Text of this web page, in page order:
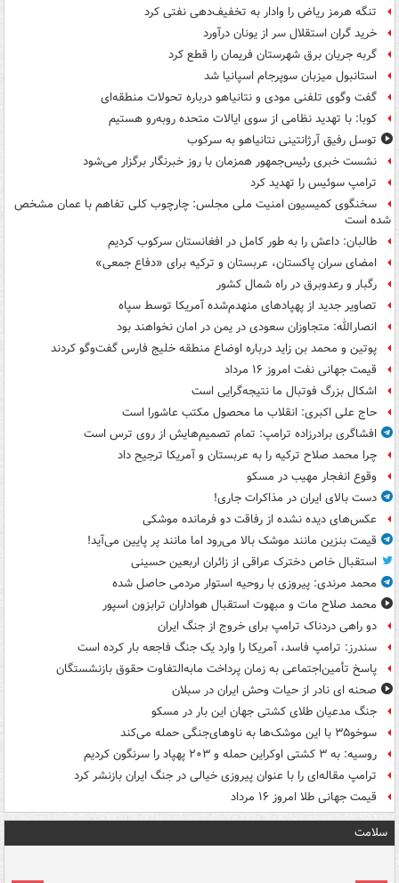
تنگه هرمز ریاض را وادار به تخفیف‌دهی نفتی کرد
خرید گران استقلال سر از یونان درآورد
گربه جریان برق شهرستان فریمان را قطع کرد
استانبول میزبان سوپرجام اسپانیا شد
گفت وگوی تلفنی مودی و نتانیاهو درباره تحولات منطقه‌ای
کوبا: با تهدید نظامی از سوی ایالات متحده روبه‌رو هستیم
توسل رفیق آرژانتینی نتانیاهو به سرکوب
نشست خبری رئیس‌جمهور همزمان با روز خبرنگار برگزار می‌شود
ترامپ سوئیس را تهدید کرد
سخنگوی کمیسیون امنیت ملی مجلس: چارچوب کلی تفاهم با عمان مشخص
شده است
طالبان: داعش را به طور کامل در افغانستان سرکوب کردیم
امضای سران پاکستان، عربستان و ترکیه برای «دفاع جمعی»
رگبار و رعدوبرق در راه شمال کشور
تصاویر جدید از پهپادهای منهدم‌شده آمریکا توسط سپاه
انصارالله: متجاوزان سعودی در یمن در امان نخواهند بود
پوتین و محمد بن زاید درباره اوضاع منطقه خلیج فارس گفت‌وگو کردند
قیمت جهانی نفت امروز ۱۶ مرداد
اشکال بزرگ فوتبال ما نتیجه‌گرایی است
حاج علی اکبری: انقلاب ما محصول مکتب عاشورا است
افشاگری برادرزاده ترامپ: تمام تصمیم‌هایش از روی ترس است
چرا محمد صلاح ترکیه را به عربستان و آمریکا ترجیح داد
وقوع انفجار مهیب در مسکو
دست بالای ایران در مذاکرات جاری!
عکس‌های دیده نشده از رفاقت دو فرمانده‌ موشکی
قیمت بنزین مانند موشک بالا می‌رود اما مانند پر پایین می‌آید!
استقبال خاص دخترک عراقی از زائران اربعین حسینی
محمد مرندی: پیروزی با روحیه استوار مردمی حاصل شده
محمد صلاح مات و مبهوت استقبال هواداران ترابزون اسپور
دو راهی دردناک ترامپ برای خروج از جنگ ایران
سندرز: ترامپ فاسد، آمریکا را وارد یک جنگ فاجعه بار کرده است
پاسخ تأمین‌اجتماعی به زمان پرداخت مابه‌التفاوت حقوق بازنشستگان
صحنه ای نادر از حیات وحش ایران در سبلان
جنگ مدعیان طلای کشتی جهان این بار در مسکو
سوخو۳۵ با این موشک‌ها به ناوهای‌جنگی حمله می‌کند
روسیه: به ۳ کشتی اوکراین حمله و ۲۰۳ پهپاد را سرنگون کردیم
ترامپ مقاله‌ای را با عنوان پیروزی خیالی در جنگ ایران بازنشر کرد
قیمت جهانی طلا امروز ۱۶ مرداد
سلامت